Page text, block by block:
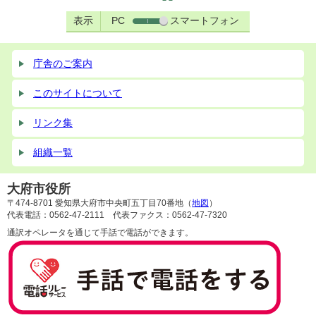
表示 PC スマートフォン
庁舎のご案内
このサイトについて
リンク集
組織一覧
大府市役所
〒474-8701 愛知県大府市中央町五丁目70番地（地図 ）
代表電話：0562-47-2111 代表ファクス：0562-47-7320
通訳オペレータを通じて手話で電話ができます。